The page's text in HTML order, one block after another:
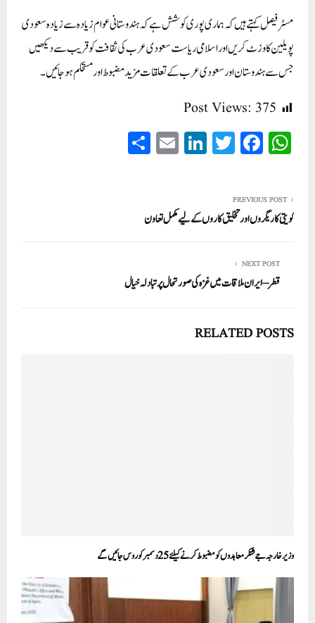
مسٹر فیصل کہتے ہیں کہ ہماری پوری کوشش ہے کہ ہندوستانی عوام زیادہ سے زیادہ سعودی
پویلین کا وزٹ کریں اور اسلامی ریاست سعودی عرب کی ثقافت کو قریب سے دیکھیں
جس سے ہندوستان اور سعودی عرب کے تعلقات مزید مضبوط اور مستحکم ہو جائیں۔
Post Views: 375
W
ha
A
pp
Fa
ce
ok
T
wi
r
Li
nk
In
E
m
PREVIOUS POST
کویتی کاریگروں اور تخلیق کاروں کے لیے مکمل تعاون
NEXT POST
قطر – ایران ملاقات میں غزہ کی صورتحال پر تبادلہ خیال
RELATED POSTS
وزیر خارجہ جے شنکر معاہدوں کو مضبوط کرنےکیلئے 25 دسمبر کوروس جائیں گے